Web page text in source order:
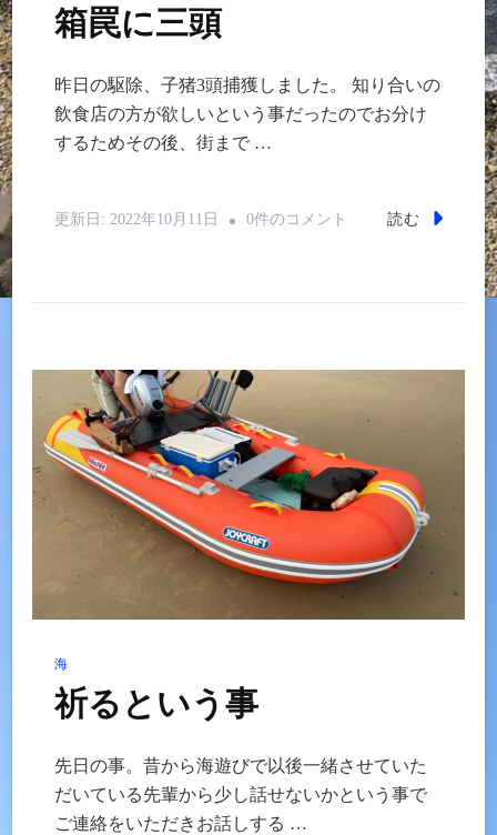
箱罠に三頭
昨日の駆除、子猪3頭捕獲しました。 知り合いの
飲食店の方が欲しいという事だったのでお分け
するためその後、街まで …
更新日: 2022年10月11日
箱
へ
0件のコメント 読む
海
祈るという事
先日の事。昔から海遊びで以後一緒させていた
だいている先輩から少し話せないかという事で
ご連絡をいただきお話しする …